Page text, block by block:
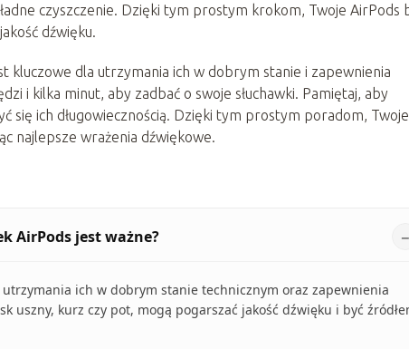
czyszczenie. Dzięki tym prostym krokom, Twoje AirPods
dźwięku.
kluczowe dla utrzymania ich w dobrym stanie i zapewnienia
i kilka minut, aby zadbać o swoje słuchawki. Pamiętaj, aby
się ich długowiecznością. Dzięki tym prostym poradom, Twoje
najlepsze wrażenia dźwiękowe.
AirPods jest ważne?
ich w dobrym stanie technicznym oraz zapewnienia
uszny, kurz czy pot, mogą pogarszać jakość dźwięku i być